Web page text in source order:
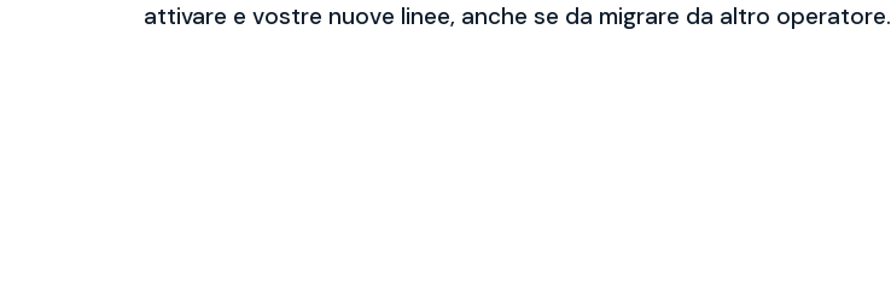
attivare e vostre nuove linee, anche se da migrare da altro operatore.